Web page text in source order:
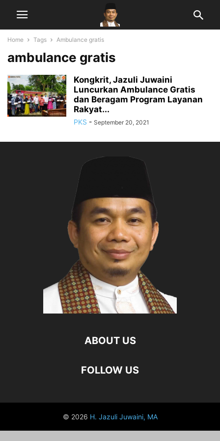
Home Tags Ambulance gratis
ambulance gratis
Kongkrit, Jazuli Juwaini
Luncurkan Ambulance Gratis
dan Beragam Program Layanan
Rakyat...
PKS - September 20, 2021
ABOUT US
FOLLOW US
© 2026 H. Jazuli Juwaini, MA